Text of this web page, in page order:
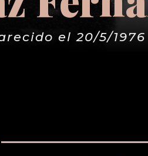
el 20/5/1976